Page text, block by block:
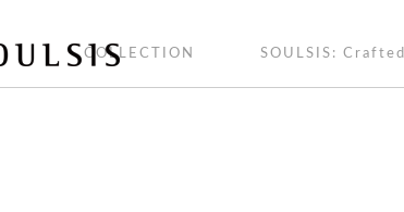
COLLECTION SOULSIS: Crafted